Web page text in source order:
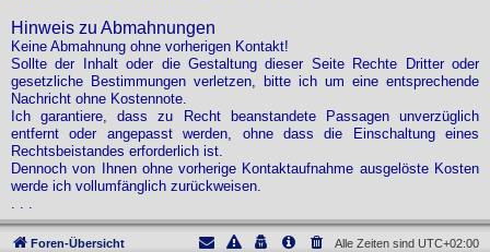
Hinweis zu Abmahnungen
Keine Abmahnung ohne vorherigen Kontakt!
Sollte der Inhalt oder die Gestaltung dieser Seite Rechte Dritter oder
gesetzliche Bestimmungen verletzen, bitte ich um eine entsprechende
Nachricht ohne Kostennote.
Ich garantiere, dass zu Recht beanstandete Passagen unverzüglich
entfernt oder angepasst werden, ohne dass die Einschaltung eines
Rechtsbeistandes erforderlich ist.
Dennoch von Ihnen ohne vorherige Kontaktaufnahme ausgelöste Kosten
werde ich vollumfänglich zurückweisen.
. . .
Foren-Übersicht Alle Zeiten sind UTC+02:00